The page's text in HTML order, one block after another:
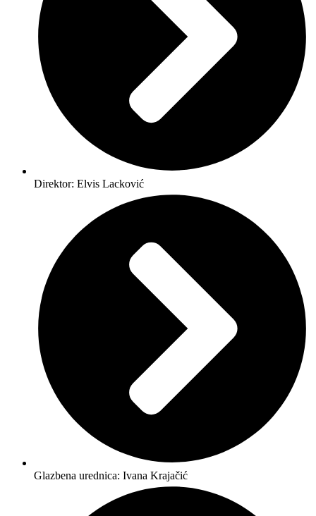
Direktor: Elvis Lacković
Glazbena urednica: Ivana Krajačić